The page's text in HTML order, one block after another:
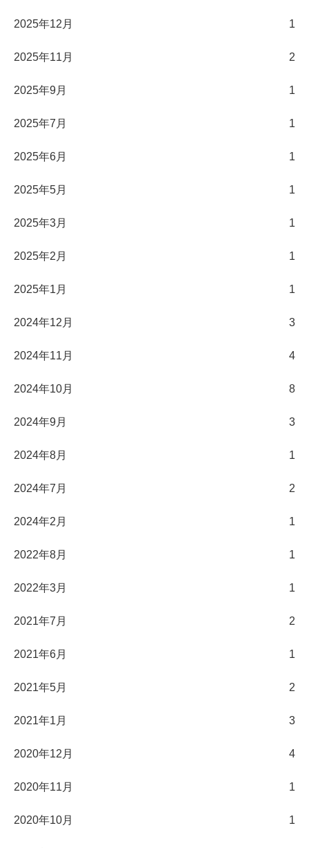
2025年12月 1
2025年11月 2
2025年9月 1
2025年7月 1
2025年6月 1
2025年5月 1
2025年3月 1
2025年2月 1
2025年1月 1
2024年12月 3
2024年11月 4
2024年10月 8
2024年9月 3
2024年8月 1
2024年7月 2
2024年2月 1
2022年8月 1
2022年3月 1
2021年7月 2
2021年6月 1
2021年5月 2
2021年1月 3
2020年12月 4
2020年11月 1
2020年10月 1